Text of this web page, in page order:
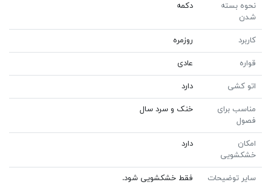
نحوه بسته
شدن
دکمه
کاربرد روزمره
قواره عادی
اتو کشی دارد
مناسب برای
فصول
خنک و سرد سال
امکان
خشکشویی
دارد
سایر توضیحات فقط خشکشویی شود.